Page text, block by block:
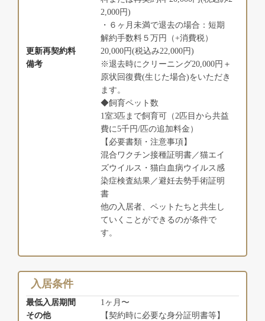
2,000円)
・６ヶ月未満で退去の場合：短期
解約手数料５万円（+消費税）
更新再契約料
20,000円(税込み22,000円)
備考
※退去時にクリーニング20,000円＋
原状回復費(生じた場合)をいただき
ます。
◆飼育ペット数
1室3匹まで飼育可（2匹目から共益
費に5千円/匹の追加料金）
【必要書類・注意事項】
混合ワクチン接種証明書／猫エイ
ズウイルス・猫白血病ウイルス感
染症検査結果／避妊去勢手術証明
書
他の入居者、ペットたちと共生し
ていくことができるのが条件で
す。
入居条件
最低入居期間
1ヶ月〜
その他
【契約時に必要な身分証明書等】